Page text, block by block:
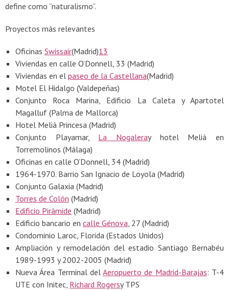
define como “naturalismo”.
Proyectos más relevantes
Oficinas Swissair(Madrid)13
Viviendas en calle O’Donnell, 33 (Madrid)
Viviendas en el paseo de la Castellana(Madrid)
Motel El Hidalgo (Valdepeñas)
Conjunto Roca Marina, Edificio La Caleta y Apartotel
Magalluf (Palma de Mallorca)
Hotel Meliá Princesa (Madrid)
Conjunto Playamar, La Nogaleray hotel Meliá en
Torremolinos (Málaga)
Oficinas en calle O’Donnell, 34 (Madrid)
1964-1970. Barrio San Ignacio de Loyola (Madrid)
Conjunto Galaxia (Madrid)
Torres de Colón (Madrid)
Edificio Pirámide (Madrid)
Edificio bancario en calle Génova , 27 (Madrid)
Condominio Laroc, Florida (Estados Unidos)
Ampliación y remodelación del estadio Santiago Bernabéu
1989-1993 y 2002-2005 (Madrid)
Nueva Área Terminal delAeropuerto de Madrid-Barajas: T-4
UTE con Initec, Richard Rogersy TPS